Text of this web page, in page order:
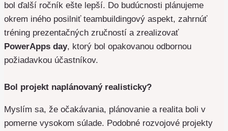
bol ďalší ročník ešte lepší. Do budúcnosti plánujeme
okrem iného posilniť teambuildingový aspekt, zahrnúť
tréning prezentačných zručností a zrealizovať
PowerApps day, ktorý bol opakovanou odbornou
požiadavkou účastníkov.
Bol projekt naplánovaný realisticky?
Myslím sa, že očakávania, plánovanie a realita boli v
pomerne vysokom súlade. Podobné rozvojové projekty